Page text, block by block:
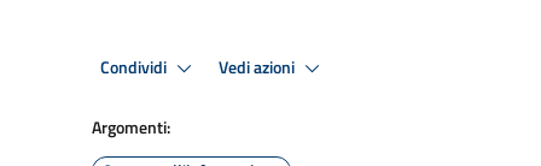
Condividi Vedi azioni
Argomenti: